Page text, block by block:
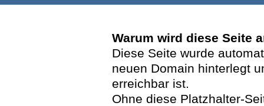
Warum wird diese Seite
Diese Seite wurde
neuen Domain hinterlegt
erreichbar ist.
Ohne diese Platzhalter-